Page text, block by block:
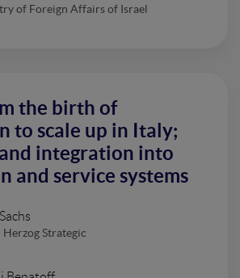
of Foreign Affairs of Israel
the birth of
to scale up in Italy;
integration into
and service systems
Herzog Strategic